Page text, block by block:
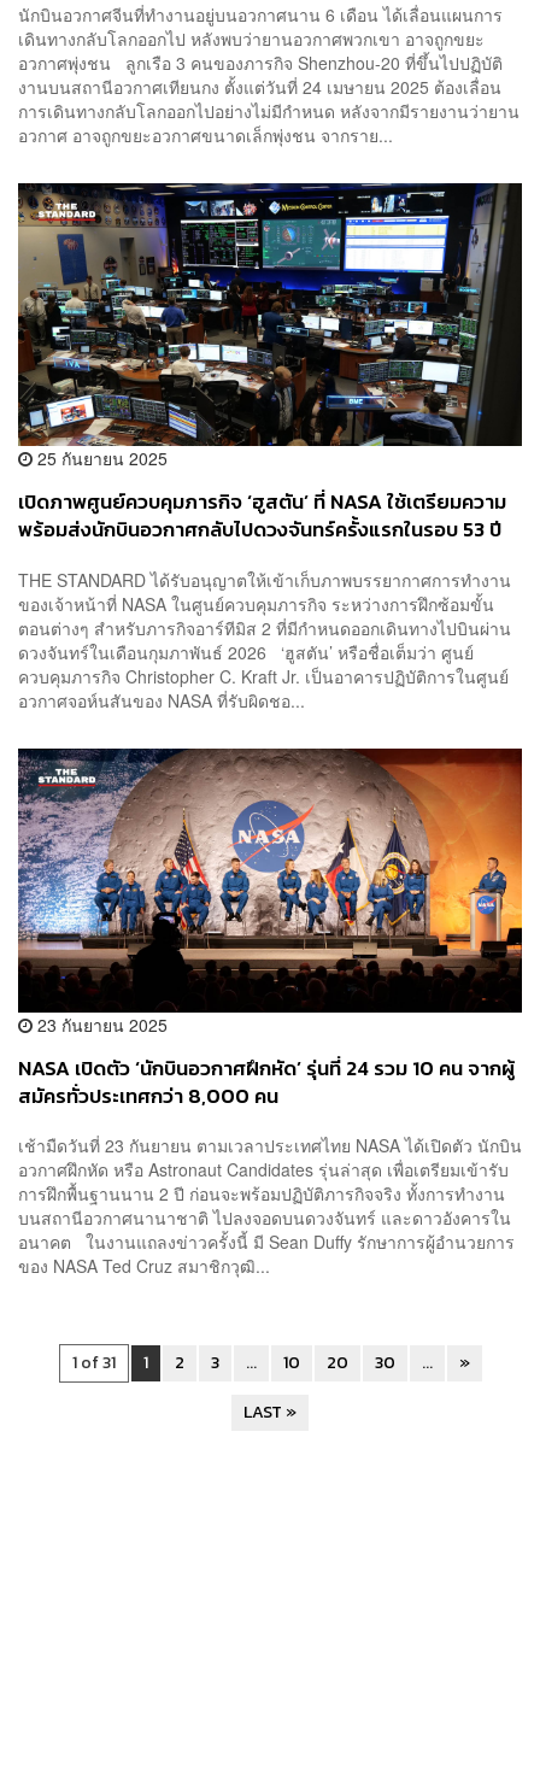
นักบินอวกาศจีนที่ทำงานอยู่บนอวกาศนาน 6 เดือน ได้เลื่อนแผนการ
เดินทางกลับโลกออกไป หลังพบว่ายานอวกาศพวกเขา อาจถูกขยะ
อวกาศพุ่งชน ลูกเรือ 3 คนของภารกิจ Shenzhou-20 ที่ขึ้นไปปฏิบัติ
งานบนสถานีอวกาศเทียนกง ตั้งแต่วันที่ 24 เมษายน 2025 ต้องเลื่อน
การเดินทางกลับโลกออกไปอย่างไม่มีกำหนด หลังจากมีรายงานว่ายาน
อวกาศ อาจถูกขยะอวกาศขนาดเล็กพุ่งชน จากราย...
25 กันยายน 2025
เปิดภาพศูนย์ควบคุมภารกิจ ‘ฮูสตัน’ ที่ NASA ใช้เตรียมความ
พร้อมส่งนักบินอวกาศกลับไปดวงจันทร์ครั้งแรกในรอบ 53 ปี
THE STANDARD ได้รับอนุญาตให้เข้าเก็บภาพบรรยากาศการทำงาน
ของเจ้าหน้าที่ NASA ในศูนย์ควบคุมภารกิจ ระหว่างการฝึกซ้อมขั้น
ตอนต่างๆ สำหรับภารกิจอาร์ทีมิส 2 ที่มีกำหนดออกเดินทางไปบินผ่าน
ดวงจันทร์ในเดือนกุมภาพันธ์ 2026 ‘ฮูสตัน’ หรือชื่อเต็มว่า ศูนย์
ควบคุมภารกิจ Christopher C. Kraft Jr. เป็นอาคารปฏิบัติการในศูนย์
อวกาศจอห์นสันของ NASA ที่รับผิดชอ...
23 กันยายน 2025
NASA เปิดตัว ‘นักบินอวกาศฝึกหัด’ รุ่นที่ 24 รวม 10 คน จากผู้
สมัครทั่วประเทศกว่า 8,000 คน
เช้ามืดวันที่ 23 กันยายน ตามเวลาประเทศไทย NASA ได้เปิดตัว นักบิน
อวกาศฝึกหัด หรือ Astronaut Candidates รุ่นล่าสุด เพื่อเตรียมเข้ารับ
การฝึกพื้นฐานนาน 2 ปี ก่อนจะพร้อมปฏิบัติภารกิจจริง ทั้งการทำงาน
บนสถานีอวกาศนานาชาติ ไปลงจอดบนดวงจันทร์ และดาวอังคารใน
อนาคต ในงานแถลงข่าวครั้งนี้ มี Sean Duffy รักษาการผู้อำนวยการ
ของ NASA Ted Cruz สมาชิกวุฒิ...
1 of 31 1 2 3 ... 10 20 30 ...
»
LAST »